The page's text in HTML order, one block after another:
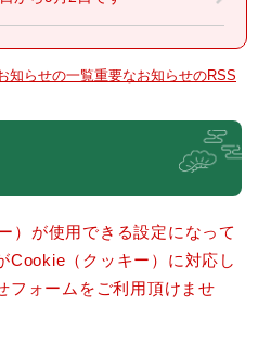
知らせの一覧重要なお知らせのRSS
）が使用できる設定になって
Cookie（クッキー）に対応し
フォームをご利用頂けませ